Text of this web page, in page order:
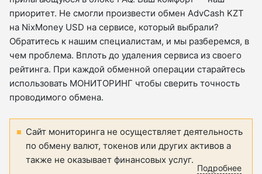
приоритет. Не смогли произвести обмен AdvCash KZT
на NixMoney USD на сервисе, который выбрали?
Обратитесь к нашим специалистам, и мы разберемся, в
чем проблема. Вплоть до удаления сервиса из своего
рейтинга. При каждой обменной операции старайтесь
использовать МОНИТОРИНГ чтобы сверить точность
проводимого обмена.
Сайт мониторинга не осуществляет деятельность
по обмену валют, токенов или других активов а
также не оказывает финансовых услуг.
Подробнее